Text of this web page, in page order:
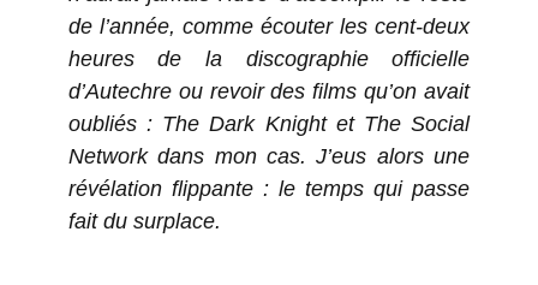
de l’année, comme écouter les cent-deux
heures de la discographie officielle
d’Autechre ou revoir des films qu’on avait
oubliés : The Dark Knight et The Social
Network dans mon cas. J’eus alors une
révélation flippante : le temps qui passe
fait du surplace.